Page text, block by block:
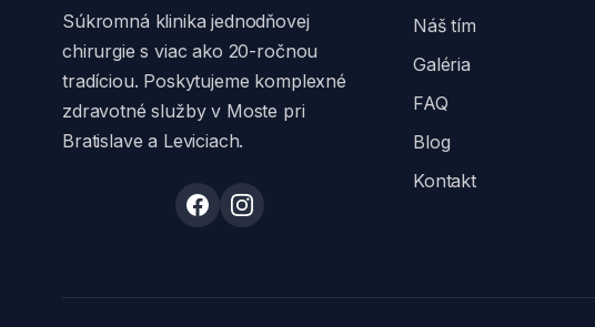
Súkromná klinika jednodňovej
chirurgie s viac ako 20-ročnou
tradíciou. Poskytujeme komplexné
zdravotné služby v Moste pri
Bratislave a Leviciach.
Náš tím
Galéria
FAQ
Blog
Kontakt